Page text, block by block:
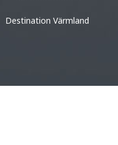
Destination Värmland